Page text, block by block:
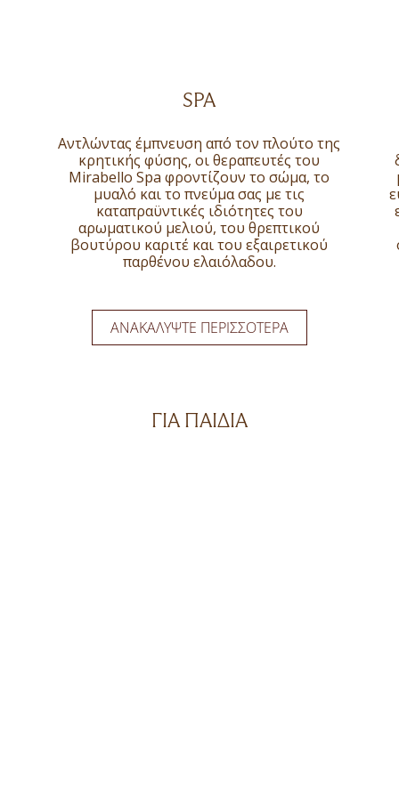
SPA
Αντλώντας έμπνευση από τον πλούτο της
κρητικής φύσης, οι θεραπευτές του
Mirabello Spa φροντίζουν το σώμα, το
μυαλό και το πνεύμα σας με τις
καταπραϋντικές ιδιότητες του
αρωματικού μελιού, του θρεπτικού
βουτύρου καριτέ και του εξαιρετικού
παρθένου ελαιόλαδου.
ΑΝΑΚΑΛΎΨΤΕ ΠΕΡΙΣΣΌΤΕΡΑ
ΓΙΑ ΠΑΙΔΙΑ